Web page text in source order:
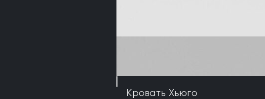
Кровать Хьюго